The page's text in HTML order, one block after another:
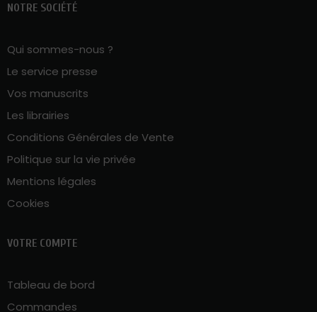
NOTRE SOCIÉTÉ
Qui sommes-nous ?
Le service presse
Vos manuscrits
Les librairies
Conditions Générales de Vente
Politique sur la vie privée
Mentions légales
Cookies
VOTRE COMPTE
Tableau de bord
Commandes